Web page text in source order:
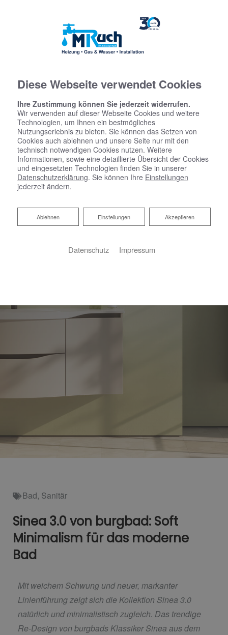
Bad, Sanitär
Sinea 3.0 von burgbad: Soft
Minimalism für das moderne
Bad
Mit weichem Schwung und neuer, markanter
Linienführung zeigt sich die Kollektion Sinea 3.0
natürlich und minimalistisch zugleich. Das trendige
Re-Design von burgbads Klassiker Sinea aus dem
Diese Webseite verwendet Cookies
Ihre Zustimmung können Sie jederzeit widerrufen.
Wir verwenden auf dieser Webseite Cookies und weitere
Technologien, um Ihnen ein bestmögliches
Nutzungserlebnis zu bieten. Sie können das Setzen von
Cookies auch ablehnen und unsere Seite nur mit den
technisch notwendigen Cookies nutzen. Weitere
Informationen, sowie eine detaillierte Übersicht der Cookies
und eingesetzten Technologien finden Sie in unserer
Datenschutzerklärung. Sie können Ihre Einstellungen
jederzeit ändern.
Akzeptieren
Einstellungen
Ablehnen
Ablehnen
Datenschutz Impressum